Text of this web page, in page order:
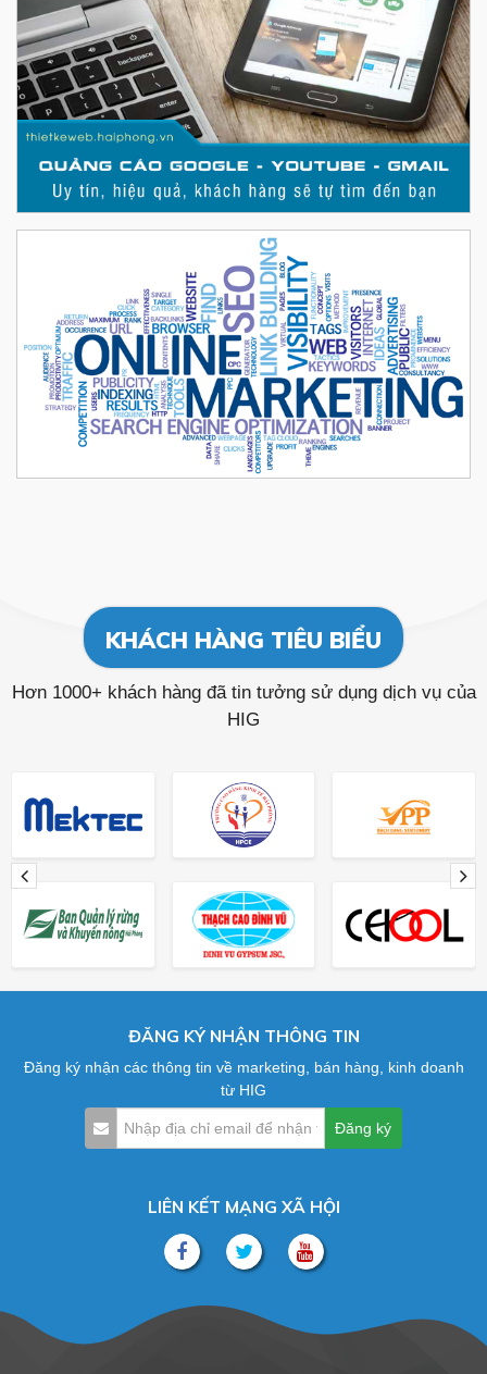
KHÁCH HÀNG TIÊU BIỂU
Hơn 1000+ khách hàng đã tin tưởng sử dụng dịch vụ của
HIG
ĐĂNG KÝ NHẬN THÔNG TIN
Đăng ký nhận các thông tin về marketing, bán hàng, kinh doanh
từ HIG
LIÊN KẾT MẠNG XÃ HỘI